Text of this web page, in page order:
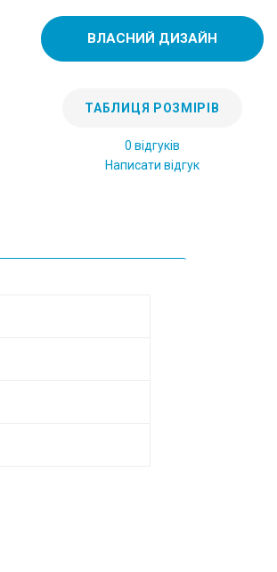
ВЛАСНИЙ ДИЗАЙН
ТАБЛИЦЯ РОЗМІРІВ
0 відгуків
Написати відгук